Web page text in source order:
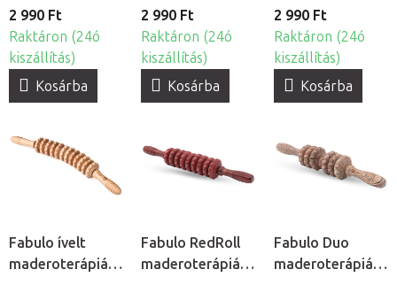
2 990 Ft
Raktáron (24ó
kiszállítás)
Kosárba
2 990 Ft
Raktáron (24ó
kiszállítás)
Kosárba
2 990 Ft
Raktáron (24ó
kiszállítás)
Kosárba
Fabulo ívelt
maderoterápiás
Fabulo RedRoll
maderoterápiás
Fabulo Duo
maderoterápiás